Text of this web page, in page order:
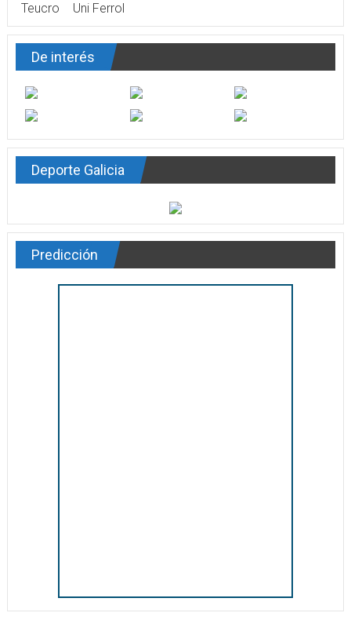
Teucro
Uni Ferrol
De interés
Deporte Galicia
Predicción